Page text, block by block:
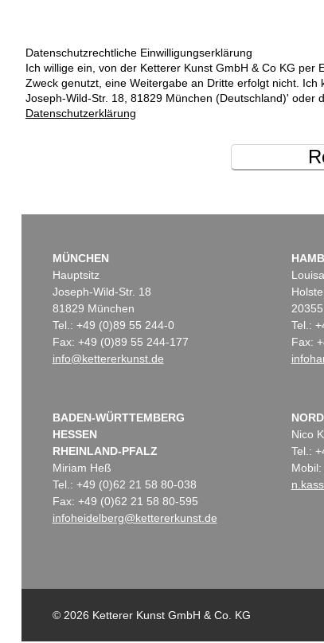
Datenschutzrechtliche Einwilligungserklärung
Ich willige ein, von der Ketterer Kunst GmbH & Co KG
Zweck genutzt, eine Weitergabe an Dritte erfolgt nicht.
Joseph-Wild-Str. 18, 81829 München (Deutschland)' oder
Datenschutzerklärung
MÜNCHEN
Hauptsitz
Joseph-Wild-Str. 18
81829 München
Tel.: +49 (0)89 55 244-0
Fax: +49 (0)89 55 244-177
info@kettererkunst.de
Tel.:
Fax:
BADEN-WÜRTTEMBERG
HESSEN
RHEINLAND-PFALZ
Miriam Heß
Tel.: +49 (0)62 21 58 80-038
Fax: +49 (0)62 21 58 80-595
infoheidelberg@kettererkunst.de
Nico
Tel.:
© 2026 Ketterer Kunst GmbH & Co. KG